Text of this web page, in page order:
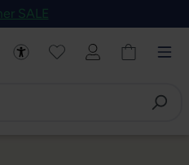
springen
SALE